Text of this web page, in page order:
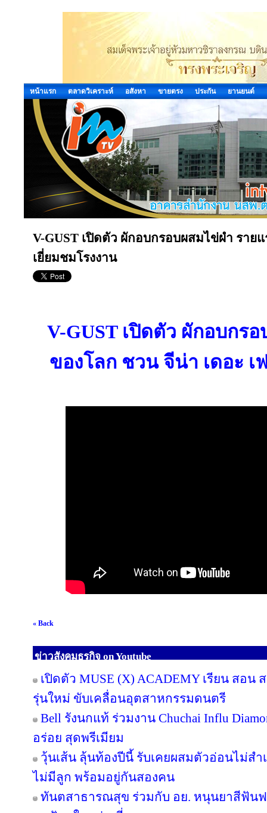
หน้าแรก ตลาดวิเคราะห์ อสังหา ขายตรง ประกัน ยานยนต์
V-GUST เปิดตัว ผักอบกรอบผสมไข่ผำ ราย
เยี่ยมชมโรงงาน
V-GUST เปิดตัว ผักอบกร
ของโลก ชวน จีน่า เดอะ เ
« Back
ข่าวสังคมธุรกิจ on Youtube
เปิดตัว MUSE (X) ACADEMY เรียน สอ
รุ่นใหม่ ขับเคลื่อนอุตสาหกรรมดนตรี
Bell รังนกแท้ ร่วมงาน Chuchai Influ
อร่อย สุดพรีเมียม
วุ้นเส้น ลุ้นท้องปีนี้ รับเคยผสมตัวอ่อนไม่สำ
ไม่มีลูก พร้อมอยู่กันสองคน
ทันตสาธารณสุข ร่วมกับ อย. หนุนยาสีฟันฟ